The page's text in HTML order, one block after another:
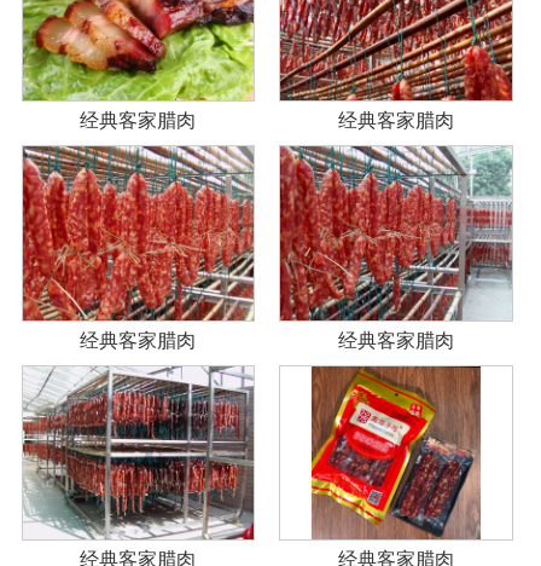
经典客家腊肉 经典客家腊肉
经典客家腊肉 经典客家腊肉
经典客家腊肉 经典客家腊肉